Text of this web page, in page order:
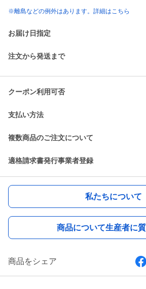
※離島などの例外はあります。詳細はこちら
お届け日指定
注文から発送まで
クーポン利用可否
支払い方法
複数商品のご注文について
適格請求書発行事業者登録
私たちについて
商品について生産者に
商品をシェア